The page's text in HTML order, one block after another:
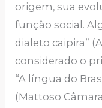
origem, sua
função social.
dialeto caipira”
considerado o
“A língua do
(Mattoso